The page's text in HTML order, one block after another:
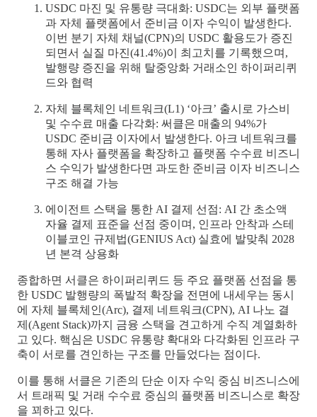
USDC 마진 및 유통량 극대화: USDC는 외부 플랫폼
과 자체 플랫폼에서 준비금 이자 수익이 발생한다.
이번 분기 자체 채널(CPN)의 USDC 활용도가 증진
되면서 실질 마진(41.4%)이 최고치를 기록했으며,
발행량 증진을 위해 탈중앙화 거래소인 하이퍼리퀴
드와 협력
자체 블록체인 네트워크(L1) ‘아크’ 출시로 가스비
및 수수료 매출 다각화: 써클은 매출의 94%가
USDC 준비금 이자에서 발생한다. 아크 네트워크를
통해 자사 플랫폼을 확장하고 플랫폼 수수료 비즈니
스 수익가 발생한다면 과도한 준비금 이자 비즈니스
구조 해결 가능
에이전트 스택을 통한 AI 결제 선점: AI 간 초소액
자율 결제 표준을 선점 중이며, 인프라 안착과 스테
이블코인 규제법(GENIUS Act) 실효에 발맞춰 2028
년 본격 상용화
종합하면 서클은 하이퍼리퀴드 등 주요 플랫폼 선점을 통
한 USDC 발행량의 폭발적 확장을 전면에 내세우는 동시
에 자체 블록체인(Arc), 결제 네트워크(CPN), AI 나노 결
제(Agent Stack)까지 금융 스택을 견고하게 수직 계열화하
고 있다. 핵심은 USDC 유통량 확대와 다각화된 인프라 구
축이 서로를 견인하는 구조를 만들었다는 점이다.
이를 통해 서클은 기존의 단순 이자 수익 중심 비즈니스에
서 트래픽 및 거래 수수료 중심의 플랫폼 비즈니스로 확장
을 꾀하고 있다.